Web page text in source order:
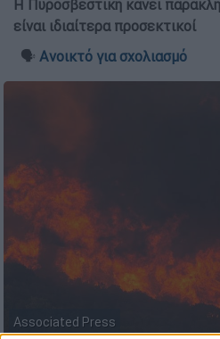
Η Πυροσβεστική κάνει
είναι ιδιαίτερα προσεκτικοί
🗣️ Ανοικτό για σχολιασμό
Associated Press